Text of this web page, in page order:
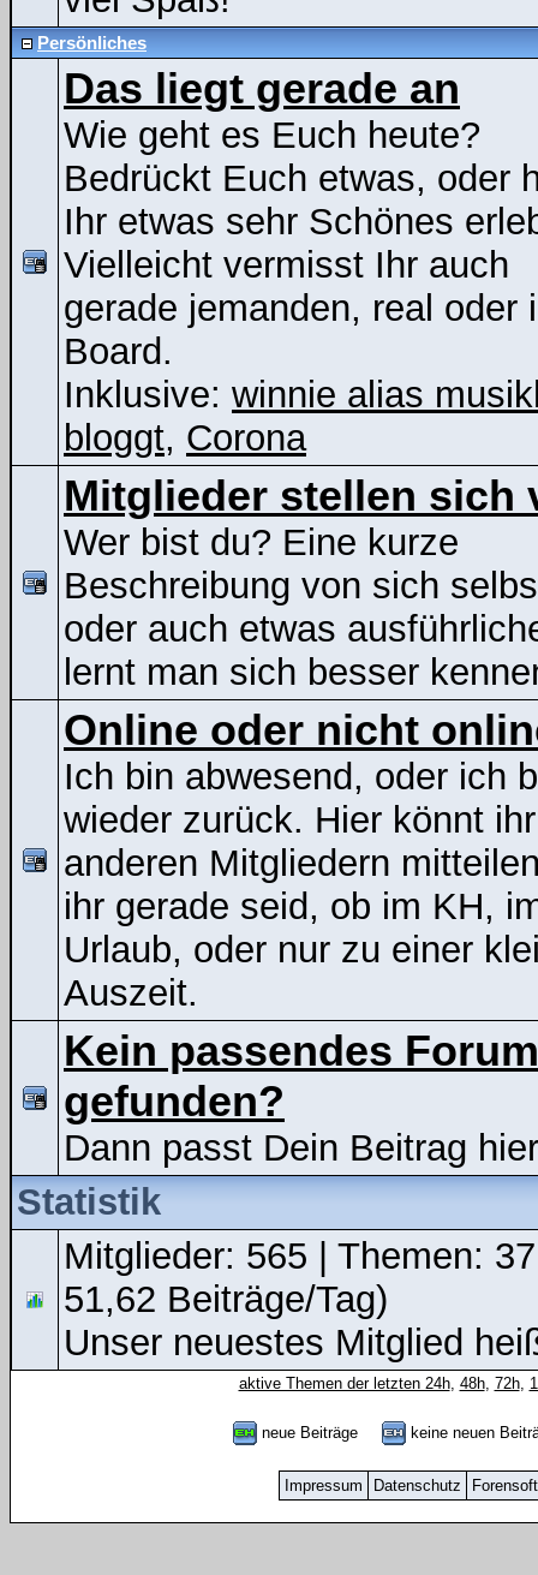
Persönliches
Das liegt gerade an
Wie geht es Euch heute?
Bedrückt Euch etwas, oder
Ihr etwas sehr Schönes
Vielleicht vermisst Ihr auch
gerade jemanden, real oder
Board.
Inklusive: winnie alias
bloggt, Corona
Mitglieder stellen sich
Wer bist du? Eine kurze
Beschreibung von sich
oder auch etwas
lernt man sich besser
Online oder nicht
Ich bin abwesend, oder ich
wieder zurück. Hier könnt
anderen Mitgliedern
ihr gerade seid, ob im KH,
Urlaub, oder nur zu einer
Auszeit.
Kein passendes Forum
gefunden?
Dann passt Dein Beitrag
Statistik
Mitglieder: 565 | Themen:
51,62 Beiträge/Tag)
Unser neuestes Mitglied
aktive Themen der letzten 24h, 48h, 72h,
neue Beiträge keine neuen
Impressum Datenschutz